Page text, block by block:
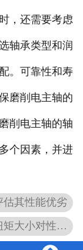
，还需要考虑
轴承类型和润
。可靠性和寿
磨削电主轴的
削电主轴的轴
个因素，并进
估其性能优劣
下一条：木工电机主轴厂家分析其扭矩大小对性能的影响